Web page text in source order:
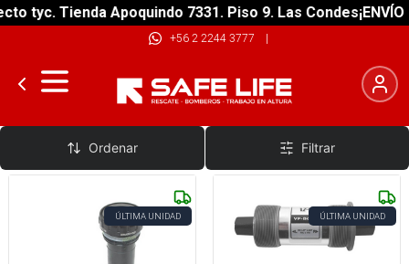
tyc. Tienda Apoquindo 7331. Piso 9. Las Condes¡ENVÍO
+56 2 2244 3777 |
Motores Bicicletas
Ordenar Filtrar
ÚLTIMA UNIDAD ÚLTIMA UNIDAD